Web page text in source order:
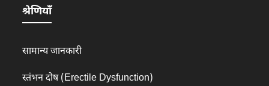
श्रेणियाँ
सामान्य जानकारी
स्तंभन दोष (Erectile Dysfunction)